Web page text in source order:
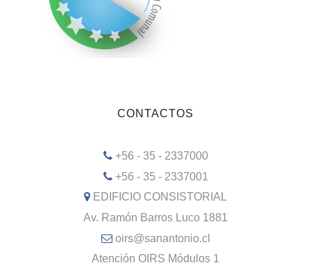
CONTACTOS
+56 - 35 - 2337000
+56 - 35 - 2337001
EDIFICIO CONSISTORIAL
Av. Ramón Barros Luco 1881
oirs@sanantonio.cl
Atención OIRS Módulos 1